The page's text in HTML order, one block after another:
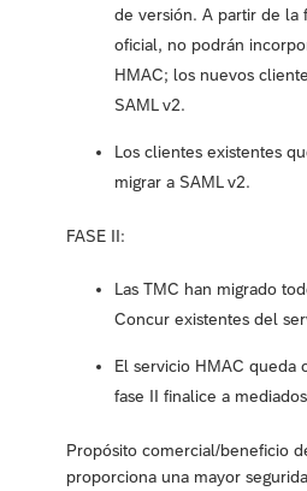
de versión. A partir de la
oficial, no podrán
HMAC; los nuevos
SAML v2.
Los clientes existentes
migrar a SAML v2.
FASE II:
Las TMC han migrado
Concur existentes del
El servicio HMAC queda
fase II finalice a
Propósito comercial/beneficio
proporciona una mayor